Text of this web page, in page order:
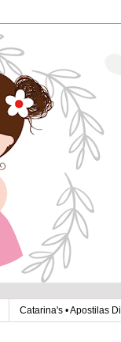
Catarina's • Apostilas